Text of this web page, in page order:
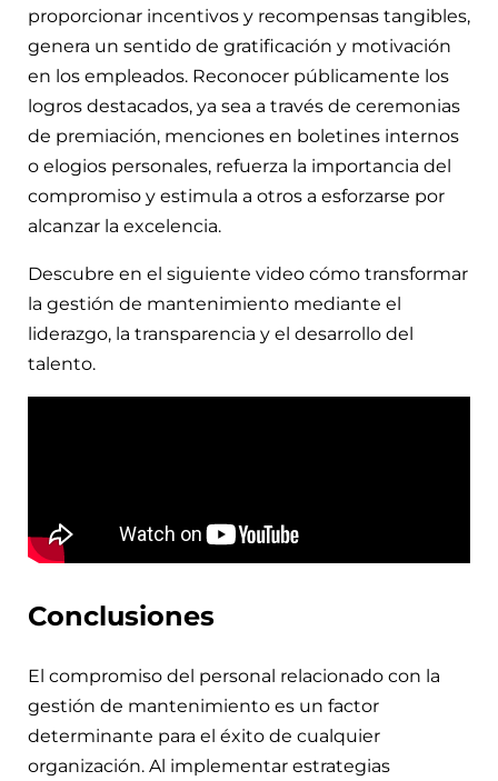
proporcionar incentivos y recompensas tangibles,
genera un sentido de gratificación y motivación
en los empleados. Reconocer públicamente los
logros destacados, ya sea a través de ceremonias
de premiación, menciones en boletines internos
o elogios personales, refuerza la importancia del
compromiso y estimula a otros a esforzarse por
alcanzar la excelencia.
Descubre en el siguiente video cómo transformar
la gestión de mantenimiento mediante el
liderazgo, la transparencia y el desarrollo del
talento.
Conclusiones
El compromiso del personal relacionado con la
gestión de mantenimiento es un factor
determinante para el éxito de cualquier
organización. Al implementar estrategias